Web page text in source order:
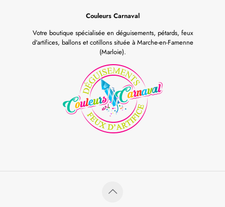
Couleurs Carnaval
Votre boutique spécialisée en déguisements, pétards, feux
d'artifices, ballons et cotillons située à Marche-en-Famenne
(Marloie).